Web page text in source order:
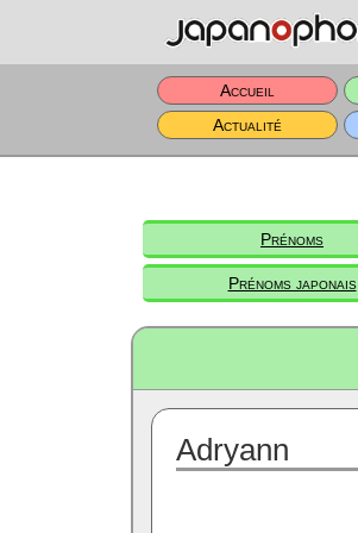
Accueil
Actualité
Prénoms
Prénoms japonais
Adryann